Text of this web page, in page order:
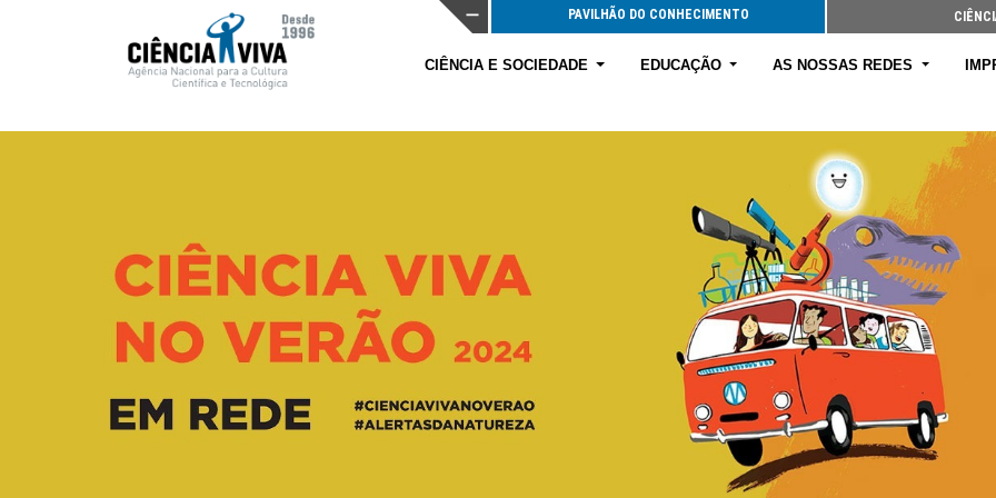
PAVILHÃO DO CONHECIMENTO
CIÊNCIA E SOCIEDADE EDUCAÇÃO AS NOSSAS REDES